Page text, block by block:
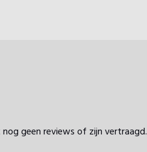
geen reviews of zijn vertraagd.